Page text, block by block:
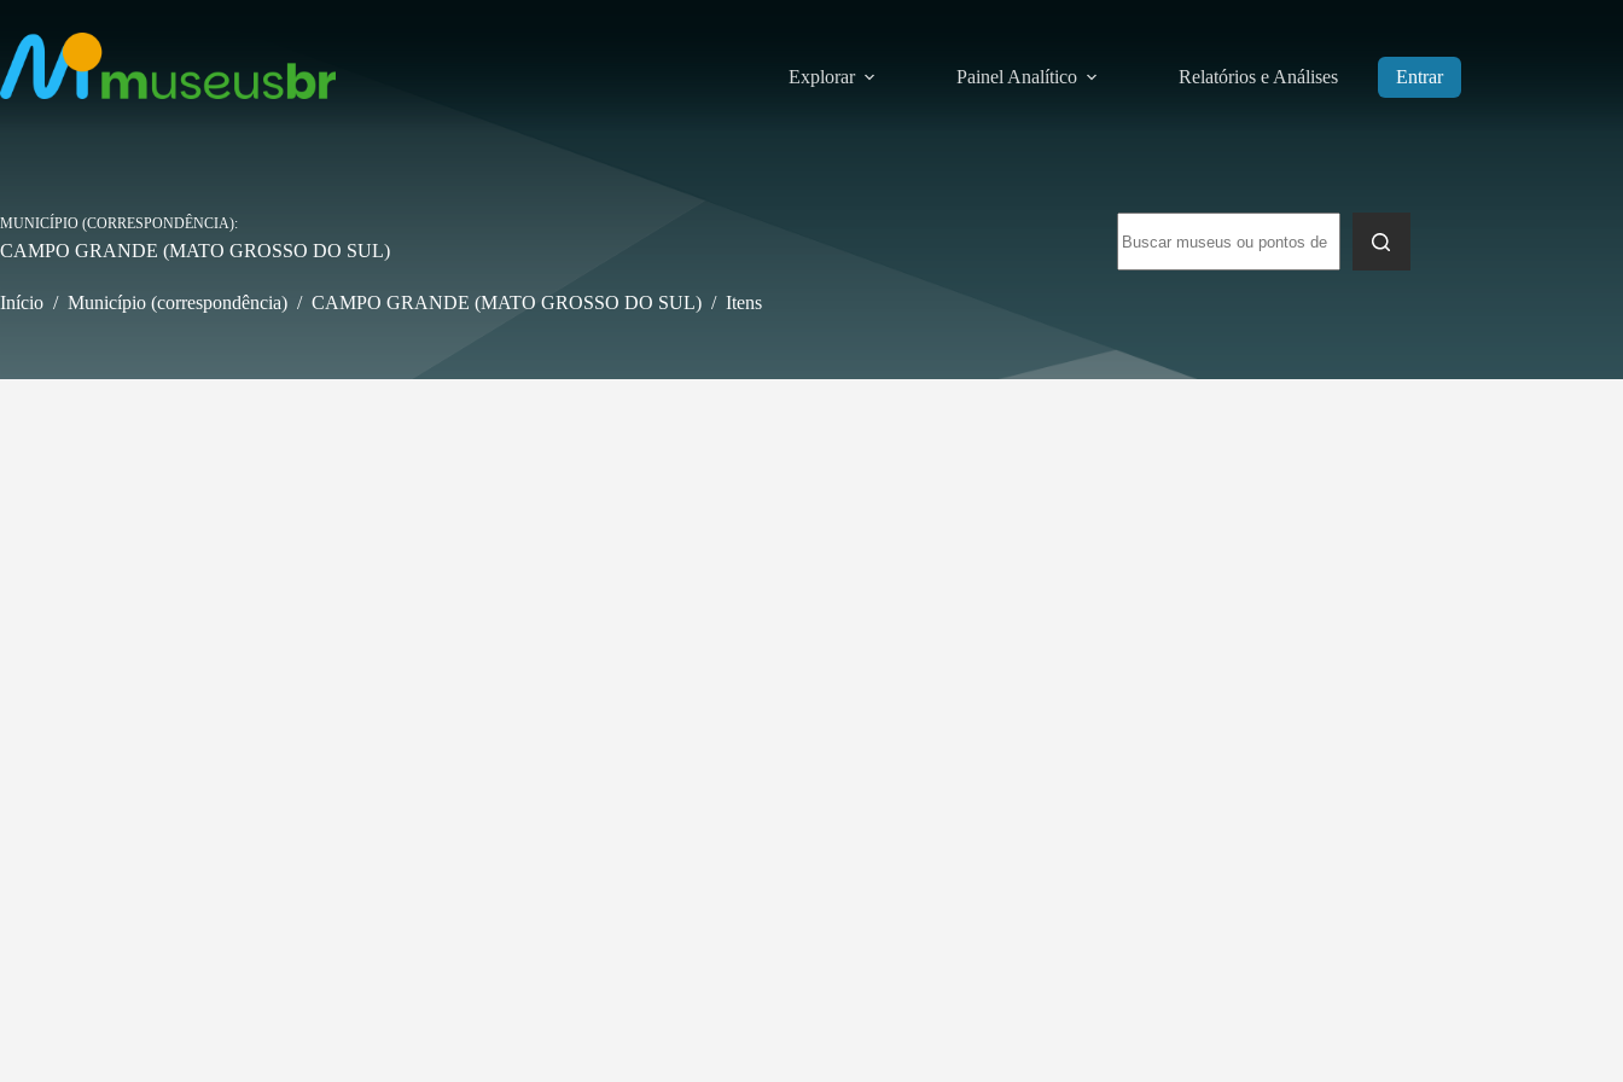
para
conteúdo
Explorar Painel Analítico Relatórios e Análises Entrar
resultados
MUNICÍPIO (CORRESPONDÊNCIA)
CAMPO GRANDE (MATO GROSSO DO SUL)
Início / Município (correspondência) / CAMPO GRANDE (MATO GROSSO DO SUL) / Itens